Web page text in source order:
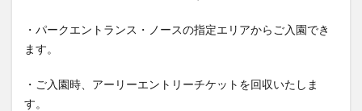
・パークエントランス・ノースの指定エリアからご入園でき
ます。
・ご入園時、アーリーエントリーチケットを回収いたしま
す。